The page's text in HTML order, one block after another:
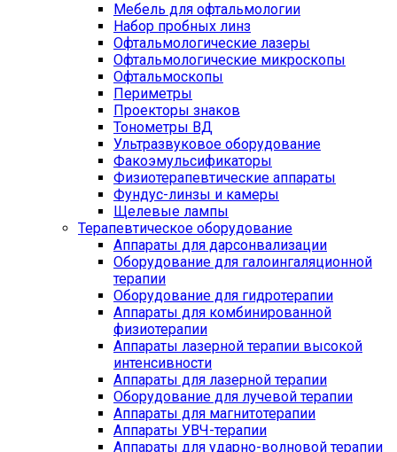
Мебель для офтальмологии
Набор пробных линз
Офтальмологические лазеры
Офтальмологические микроскопы
Офтальмоскопы
Периметры
Проекторы знаков
Тонометры ВД
Ультразвуковое оборудование
Факоэмульсификаторы
Физиотерапевтические аппараты
Фундус-линзы и камеры
Щелевые лампы
Терапевтическое оборудование
Аппараты для дарсонвализации
Оборудование для галоингаляционной
терапии
Оборудование для гидротерапии
Аппараты для комбинированной
физиотерапии
Аппараты лазерной терапии высокой
интенсивности
Аппараты для лазерной терапии
Оборудование для лучевой терапии
Аппараты для магнитотерапии
Аппараты УВЧ-терапии
Аппараты для ударно-волновой терапии